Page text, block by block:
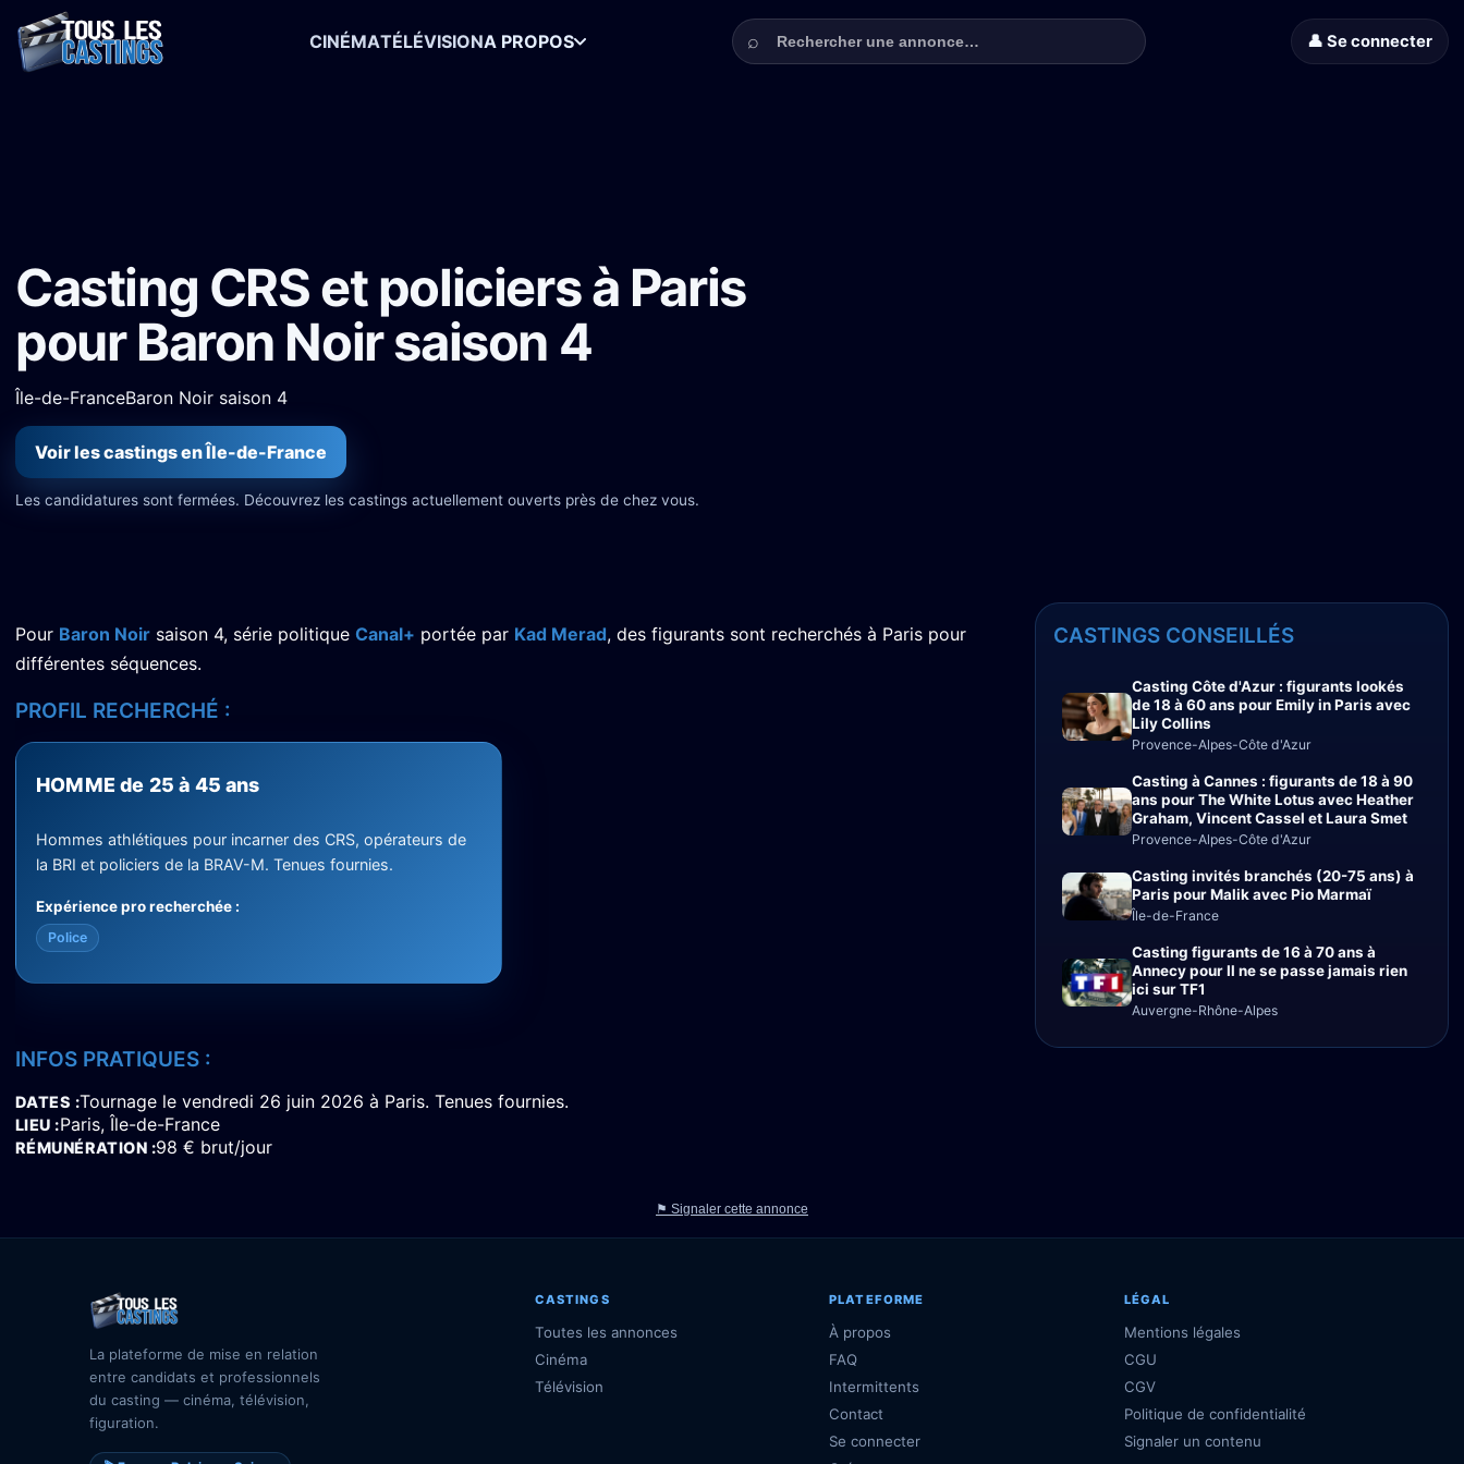
CINÉMATÉLÉVISIONA PROPOS Rechercher une annonce
⌕ 👤 Se connecter
Casting CRS et policiers à Paris
pour Baron Noir saison 4
Île-de-FranceBaron Noir saison 4
Voir les castings en Île-de-France
Les candidatures sont fermées. Découvrez les castings actuellement ouverts près de chez vous.
Pour Baron Noir saison 4, série politique Canal+ portée par Kad Merad, des figurants sont recherchés à Paris pour
différentes séquences.
PROFIL RECHERCHÉ :
HOMME de 25 à 45 ans
Hommes athlétiques pour incarner des CRS, opérateurs de
la BRI et policiers de la BRAV-M. Tenues fournies.
Expérience pro recherchée :
Police
INFOS PRATIQUES :
DATES Tournage le vendredi 26 juin 2026 à Paris. Tenues fournies.
LIEU Paris, Île-de-France
RÉMUNÉRATION 98 € brut/jour
CASTINGS CONSEILLÉS
Casting Côte d'Azur : figurants lookés
de 18 à 60 ans pour Emily in Paris avec
Lily Collins
Provence-Alpes-Côte d'Azur
Casting à Cannes : figurants de 18 à 90
ans pour The White Lotus avec Heather
Graham, Vincent Cassel et Laura Smet
Provence-Alpes-Côte d'Azur
Casting invités branchés (20-75 ans) à
Paris pour Malik avec Pio Marmaï
Île-de-France
Casting figurants de 16 à 70 ans à
Annecy pour Il ne se passe jamais rien
ici sur TF1
Auvergne-Rhône-Alpes
⚑ Signaler cette annonce
La plateforme de mise en relation
entre candidats et professionnels
du casting — cinéma, télévision,
figuration.
CASTINGS
Toutes les annonces
Cinéma
Télévision
PLATEFORME
À propos
FAQ
Intermittents
Contact
Se connecter
LÉGAL
Mentions légales
CGU
CGV
Politique de confidentialité
Signaler un contenu